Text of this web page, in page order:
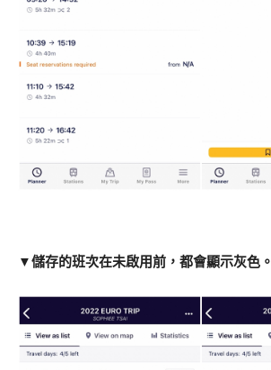
▼儲存的班次在未啟用前，都會顯示灰色。